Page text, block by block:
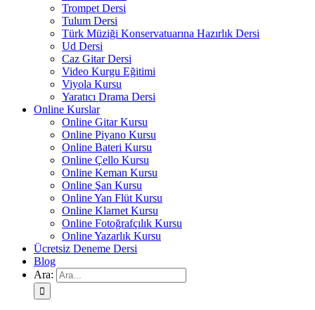
Trompet Dersi
Tulum Dersi
Türk Müziği Konservatuarına Hazırlık Dersi
Ud Dersi
Caz Gitar Dersi
Video Kurgu Eğitimi
Viyola Kursu
Yaratıcı Drama Dersi
Online Kurslar
Online Gitar Kursu
Online Piyano Kursu
Online Bateri Kursu
Online Çello Kursu
Online Keman Kursu
Online Şan Kursu
Online Yan Flüt Kursu
Online Klarnet Kursu
Online Fotoğrafçılık Kursu
Online Yazarlık Kursu
Ücretsiz Deneme Dersi
Blog
Ara: